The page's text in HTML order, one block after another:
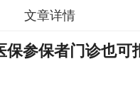
文章详情
保参保者门诊也可